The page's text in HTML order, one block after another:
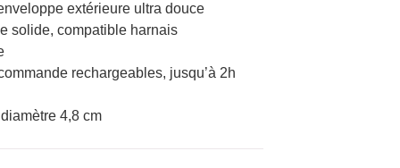
extérieure ultra douce
solide, compatible harnais
rechargeables, jusqu’à 2h
4,8 cm